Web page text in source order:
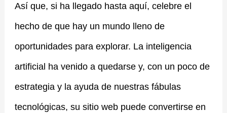
Así que, si ha llegado hasta aquí, celebre el
hecho de que hay un mundo lleno de
oportunidades para explorar. La inteligencia
artificial ha venido a quedarse y, con un poco de
estrategia y la ayuda de nuestras fábulas
tecnológicas, su sitio web puede convertirse en